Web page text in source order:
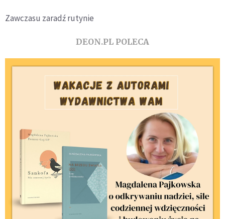
Zawczasu zaradź rutynie
DEON.PL POLECA